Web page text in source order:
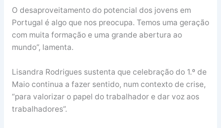
O desaproveitamento do potencial dos jovens em
Portugal é algo que nos preocupa. Temos uma geração
com muita formação e uma grande abertura ao
mundo”, lamenta.
Lisandra Rodrigues sustenta que celebração do 1.º de
Maio continua a fazer sentido, num contexto de crise,
“para valorizar o papel do trabalhador e dar voz aos
trabalhadores”.